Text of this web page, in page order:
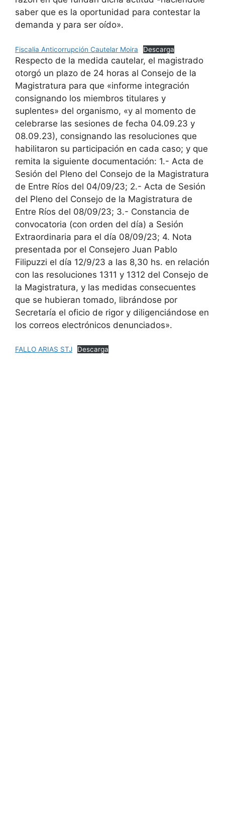
saber que es la oportunidad para contestar la
demanda y para ser oído».
Fiscalia Anticorrupción Cautelar Moira Descarga
Respecto de la medida cautelar, el magistrado
otorgó un plazo de 24 horas al Consejo de la
Magistratura para que «informe integración
consignando los miembros titulares y
suplentes» del organismo, «y al momento de
celebrarse las sesiones de fecha 04.09.23 y
08.09.23), consignando las resoluciones que
habilitaron su participación en cada caso; y que
remita la siguiente documentación: 1.- Acta de
Sesión del Pleno del Consejo de la Magistratura
de Entre Ríos del 04/09/23; 2.- Acta de Sesión
del Pleno del Consejo de la Magistratura de
Entre Ríos del 08/09/23; 3.- Constancia de
convocatoria (con orden del día) a Sesión
Extraordinaria para el día 08/09/23; 4. Nota
presentada por el Consejero Juan Pablo
Filipuzzi el día 12/9/23 a las 8,30 hs. en relación
con las resoluciones 1311 y 1312 del Consejo de
la Magistratura, y las medidas consecuentes
que se hubieran tomado, librándose por
Secretaría el oficio de rigor y diligenciándose en
los correos electrónicos denunciados».
FALLO ARIAS STJ Descarga